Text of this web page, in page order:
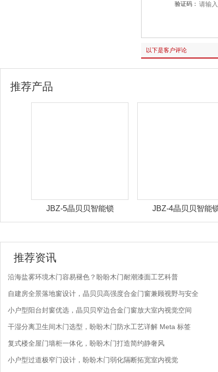
验证码：
以下是客户评论
推荐产品
JBZ-5晶贝贝智能锁 JBZ-4晶贝贝智能
推荐资讯
沿海盐雾环境木门容易褪色？盼盼木门耐潮漆面工艺科普
自建房全景落地窗设计，晶贝贝高强度合金门窗兼顾视野与安全
小户型阳台封窗优选，晶贝贝窄边合金门窗放大室内视觉空间
干湿分离卫生间木门选型，盼盼木门防水工艺详解 Meta 标签
复式楼全屋门墙柜一体化，盼盼木门打造简约静奢风
小户型过道极窄门设计，盼盼木门弱化隔断拓宽室内视觉